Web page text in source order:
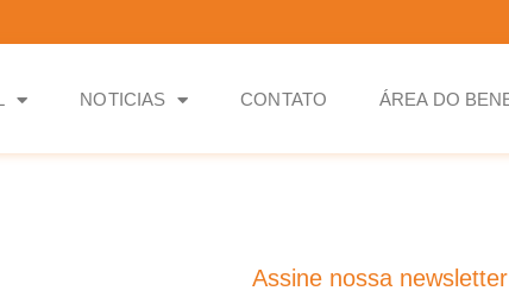
NOTICIAS CONTATO ÁREA DO
Assine nossa newsletter